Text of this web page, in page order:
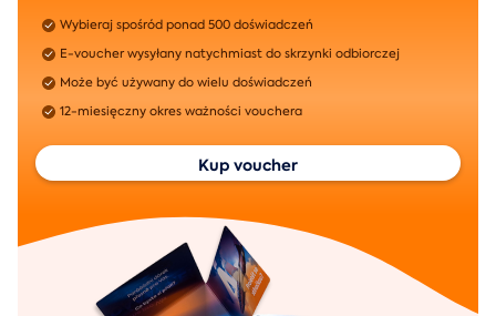
Wybieraj spośród ponad 500 doświadczeń
E-voucher wysyłany natychmiast do skrzynki odbiorczej
Może być używany do wielu doświadczeń
12-miesięczny okres ważności vouchera
Kup voucher